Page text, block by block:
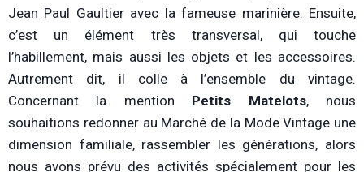
Jean Paul Gaultier avec la fameuse marinière. Ensuite,
c’est un élément très transversal, qui touche
l’habillement, mais aussi les objets et les accessoires.
Autrement dit, il colle à l’ensemble du vintage.
Concernant la mention Petits Matelots, nous
souhaitions redonner au Marché de la Mode Vintage une
dimension familiale, rassembler les générations, alors
nous avons prévu des activités spécialement pour les